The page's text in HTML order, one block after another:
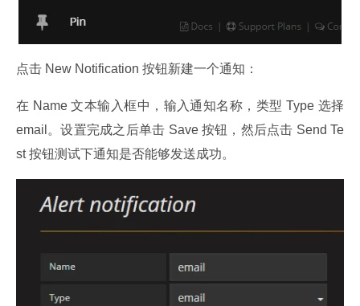
点击 New Notification 按钮新建一个通知：
在 Name 文本输入框中，输入通知名称，类型 Type 选择
email。设置完成之后单击 Save 按钮，然后点击 Send Te
st 按钮测试下通知是否能够发送成功。